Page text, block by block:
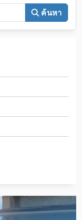
ค้นหา